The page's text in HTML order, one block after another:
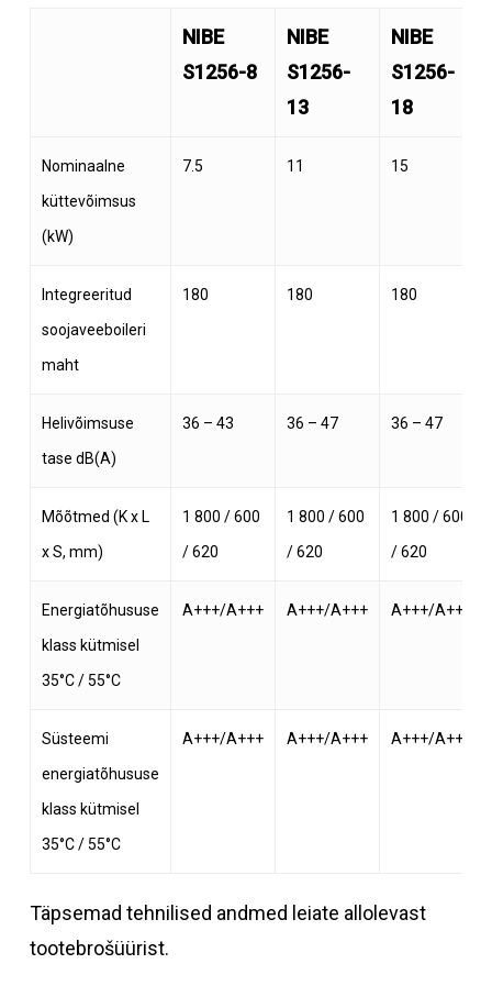
NIBE
S1256-8
NIBE
S1256-
13
NIBE
S1256-
18
Nominaalne
küttevõimsus
(kW)
7.5 11 15
Integreeritud
soojaveeboileri
maht
180 180 180
Helivõimsuse
tase dB(A)
36 – 43 36 – 47 36 – 47
Mõõtmed (K x L
x S, mm)
1 800 / 600
/ 620
1 800 / 600
/ 620
1 800 / 600
/ 620
Energiatõhususe
klass kütmisel
35°C / 55°C
A+++/A+++ A+++/A+++ A+++/A+++
Süsteemi
energiatõhususe
klass kütmisel
35°C / 55°C
A+++/A+++ A+++/A+++ A+++/A+++
Täpsemad tehnilised andmed leiate allolevast
tootebrošüürist.